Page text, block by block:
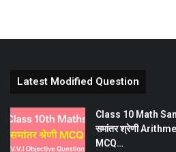
Latest Modified Question
Class 10 Math
समांतर श्रेणी
MCQ…